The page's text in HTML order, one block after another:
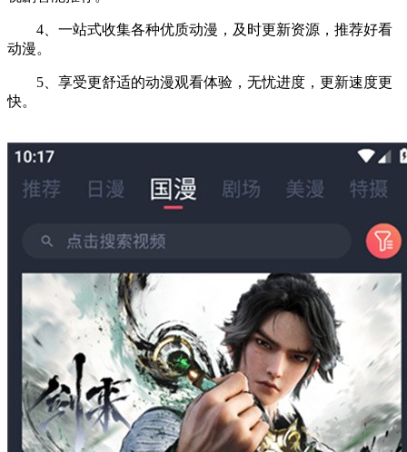
4、一站式收集各种优质动漫，及时更新资源，推荐好看
动漫。
5、享受更舒适的动漫观看体验，无忧进度，更新速度更
快。